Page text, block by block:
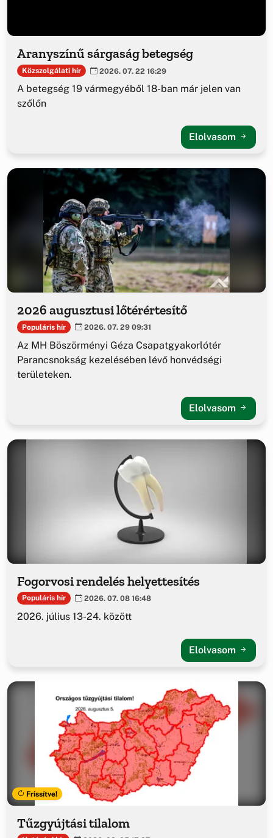
Aranyszínű sárgaság betegség
Közszolgálati hír 2026. 07. 22 16:29
A betegség 19 vármegyéből 18-ban már jelen van
szőlőn
Elolvasom
2026 augusztusi lőtérértesítő
Populáris hír 2026. 07. 29 09:31
Az MH Böszörményi Géza Csapatgyakorlótér
Parancsnokság kezelésében lévő honvédségi
területeken.
Elolvasom
Fogorvosi rendelés helyettesítés
Populáris hír 2026. 07. 08 16:48
2026. július 13-24. között
Elolvasom
Frissítve!
Tűzgyújtási tilalom